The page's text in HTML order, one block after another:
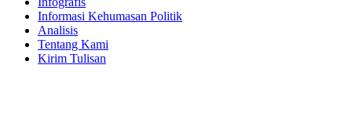
Informasi Kehumasan Politik
Analisis
Tentang Kami
Kirim Tulisan